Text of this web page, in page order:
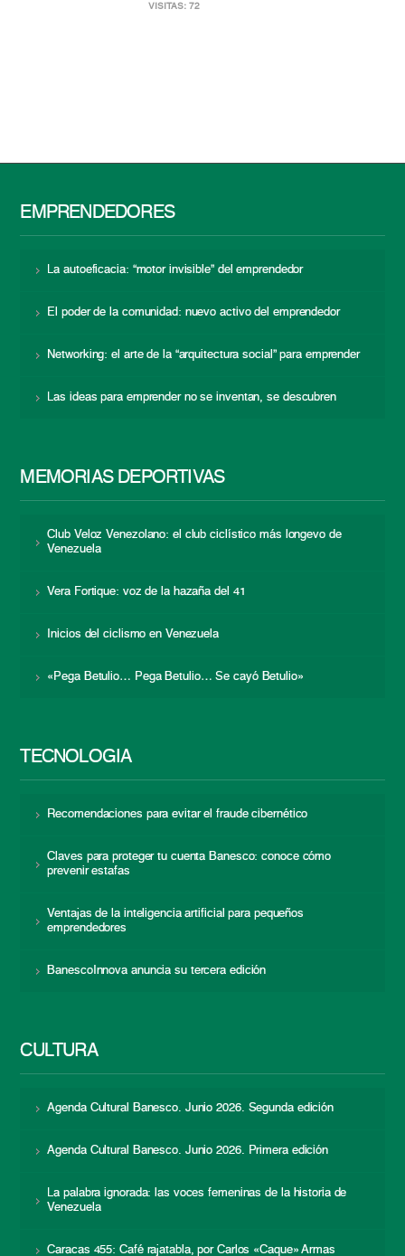
VISITAS: 72
EMPRENDEDORES
La autoeficacia: “motor invisible” del emprendedor
El poder de la comunidad: nuevo activo del emprendedor
Networking: el arte de la “arquitectura social” para emprender
Las ideas para emprender no se inventan, se descubren
MEMORIAS DEPORTIVAS
Club Veloz Venezolano: el club ciclístico más longevo de
Venezuela
Vera Fortique: voz de la hazaña del 41
Inicios del ciclismo en Venezuela
«Pega Betulio… Pega Betulio… Se cayó Betulio»
TECNOLOGÍA
Recomendaciones para evitar el fraude cibernético
Claves para proteger tu cuenta Banesco: conoce cómo
prevenir estafas
Ventajas de la inteligencia artificial para pequeños
emprendedores
BanescoInnova anuncia su tercera edición
CULTURA
Agenda Cultural Banesco. Junio 2026. Segunda edición
Agenda Cultural Banesco. Junio 2026. Primera edición
La palabra ignorada: las voces femeninas de la historia de
Venezuela
Caracas 455: Café rajatabla, por Carlos «Caque» Armas